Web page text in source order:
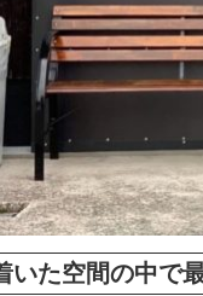
いた空間の中で